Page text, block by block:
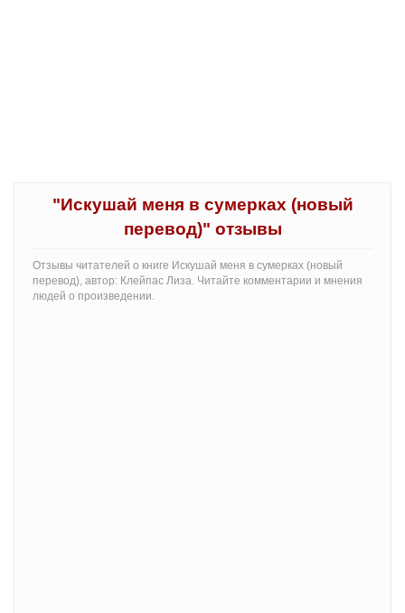
"Искушай меня в сумерках (новый
перевод)" отзывы
Отзывы читателей о книге Искушай меня в сумерках (новый
перевод), автор: Клейпас Лиза. Читайте комментарии и мнения
людей о произведении.